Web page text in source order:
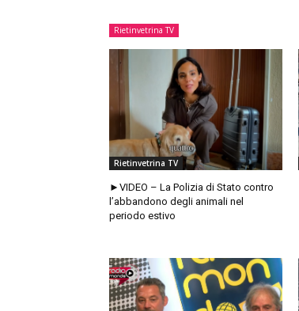
Rietinvetrina TV
Rietinvetrina TV
►VIDEO – La Polizia di Stato contro
l’abbandono degli animali nel
periodo estivo